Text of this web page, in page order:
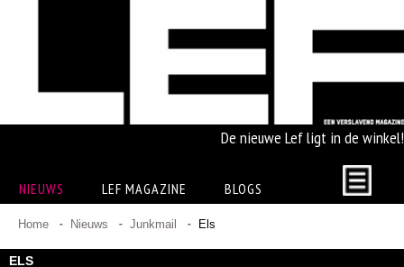
De nieuwe Lef ligt in de winkel!
NIEUWS LEF MAGAZINE BLOGS
Home Nieuws Junkmail Els
ELS